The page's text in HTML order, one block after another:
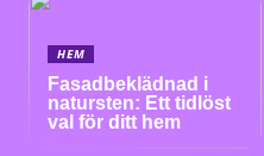
HEM
Fasadbeklädnad i
natursten: Ett tidlöst
val för ditt hem